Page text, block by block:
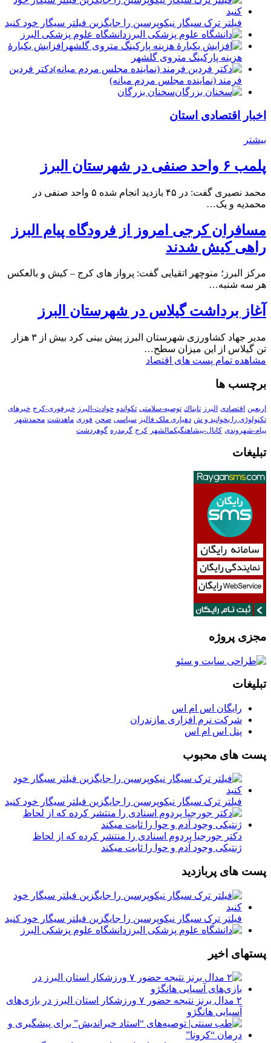
فیلتر ترک سیگار نیکوپرسین را جایگزین فیلتر سیگار خود کنید
دانشگاه علوم پزشکی البرز
افزایش یکبارۀ
هزینه پارکینگ متروی گلشهر
دكتر فردين
فرمند (نماينده مجلس مردم میانه)
سخنان بزرگان
اخبار اقتصادی استان
بیشتر
پلمب ۶ واحد صنفی در شهرستان البرز
محمد نصیری گفت: در ۴۵ بازدید انجام شده ۵ واحد صنفی در
محمدیه و یک…
مسافران کرجی امروز از فرودگاه پیام البرز
راهی کیش شدند
مرکز البرز؛ منوچهر اتقیایی گفت: پرواز های کرج – کیش و بالعکس
هر سه شنبه…
آغاز برداشت گیلاس در شهرستان البرز
مدیر جهاد کشاورزی شهرستان البرز پیش بینی کرد بیش از ۳ هزار
تن گیلاس از این میزان سطح…
مشاهده تمام پست های اقتصاد
برچسب ها
اربعین اقتصادی البرز تابناك توصیه-سلامتی تکواندو حوادث-البرز خبرفوری-کرج خبرهای
تکنولوڑی را بخوانید و ش دهیاری ملک فالیز سیاسی صحن فوری ماهدشت محمدشهر
پیام-شهروندی کانال-پیشاهنگیکمالشهر کرج گرمدره گوهردشت
تبلیغات
مجزی پروژه
تبلیغات
رایگان اس ام اس
شرکت نرم افزاری مازندران
پنل اس ام اس
پست های محبوب
فیلتر ترک سیگار نیکوپرسین را جایگزین فیلتر سیگار خود کنید
دکتر جورجیا پردوم اسنادی را منتشر کرده که از لحاظ
ژنتیکی وجود آدم و حوا را ثابت میکند
پست های پربازدید
فیلتر ترک سیگار نیکوپرسین را جایگزین فیلتر سیگار خود کنید
دانشگاه علوم پزشکی البرز
پستهای اخیر
۲ مدال برنز نتیجه حضور ۷ ورزشکار استان البرز در بازی‌های
آسیایی هانگژو